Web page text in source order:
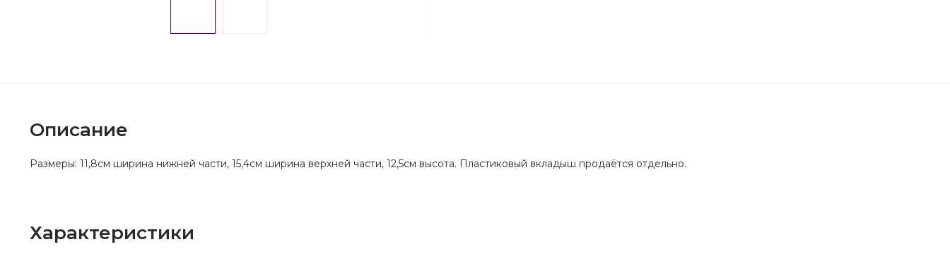
Описание
Размеры: 11,8см ширина нижней части, 15,4см ширина верхней части, 12,5см высота. Пластиковый вкладыш продаётся отдельно.
Характеристики